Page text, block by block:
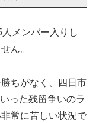
メンバー入りし
ん。
ちがなく、四日市
った残留争いのラ
常に苦しい状況で